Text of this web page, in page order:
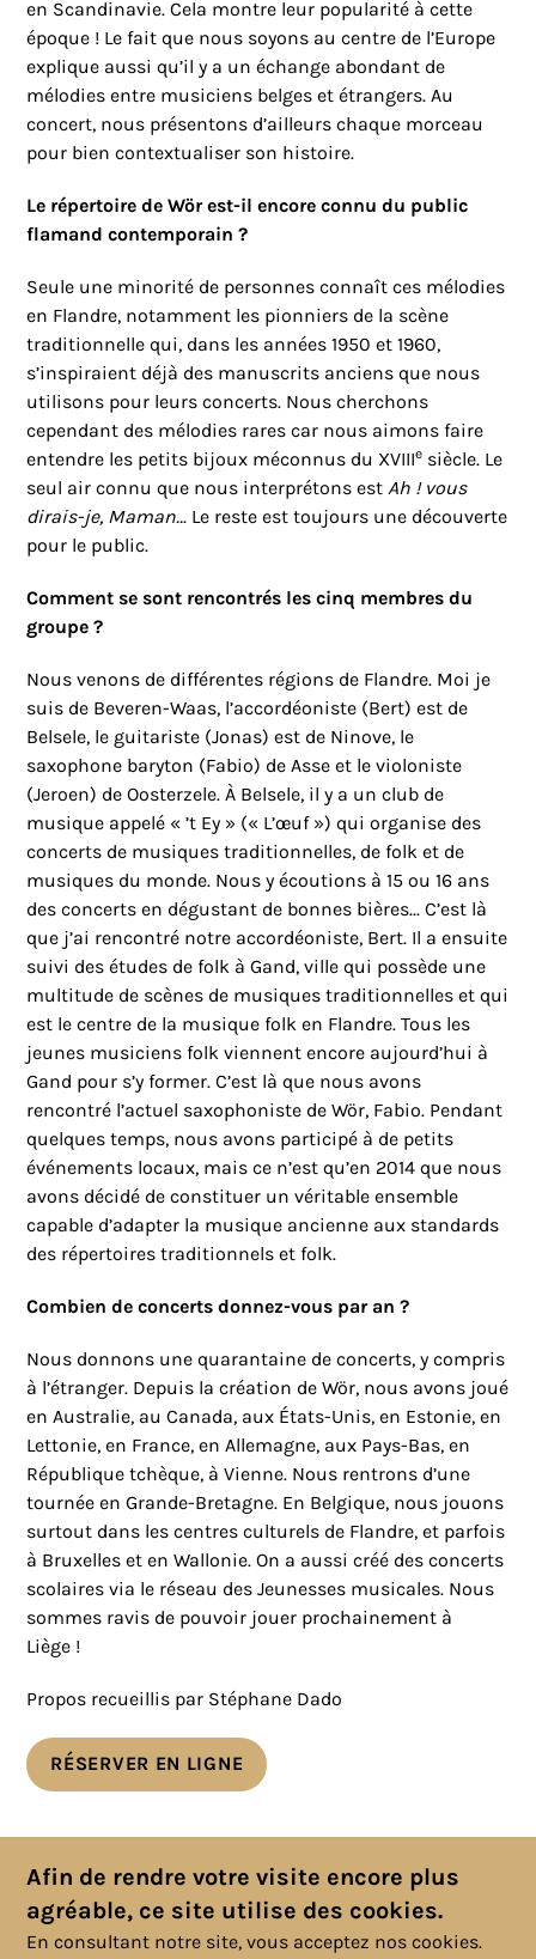
en Scandinavie. Cela montre leur popularité à cette
époque ! Le fait que nous soyons au centre de l’Europe
explique aussi qu’il y a un échange abondant de
mélodies entre musiciens belges et étrangers. Au
concert, nous présentons d’ailleurs chaque morceau
pour bien contextualiser son histoire.
Le répertoire de Wör est-il encore connu du public
flamand contemporain ?
Seule une minorité de personnes connaît ces mélodies
en Flandre, notamment les pionniers de la scène
traditionnelle qui, dans les années 1950 et 1960,
s’inspiraient déjà des manuscrits anciens que nous
utilisons pour leurs concerts. Nous cherchons
cependant des mélodies rares car nous aimons faire
entendre les petits bijoux méconnus du XVIIIe siècle. Le
seul air connu que nous interprétons estAh ! vous
dirais-je, Maman... Le reste est toujours une découverte
pour le public.
Comment se sont rencontrés les cinq membres du
groupe ?
Nous venons de différentes régions de Flandre. Moi je
suis de Beveren-Waas, l’accordéoniste (Bert) est de
Belsele, le guitariste (Jonas) est de Ninove, le
saxophone baryton (Fabio) de Asse et le violoniste
(Jeroen) de Oosterzele. À Belsele, il y a un club de
musique appelé « ’t Ey » (« L’œuf ») qui organise des
concerts de musiques traditionnelles, de folk et de
musiques du monde. Nous y écoutions à 15 ou 16 ans
des concerts en dégustant de bonnes bières... C’est là
que j’ai rencontré notre accordéoniste, Bert. Il a ensuite
suivi des études de folk à Gand, ville qui possède une
multitude de scènes de musiques traditionnelles et qui
est le centre de la musique folk en Flandre. Tous les
jeunes musiciens folk viennent encore aujourd’hui à
Gand pour s’y former. C’est là que nous avons
rencontré l’actuel saxophoniste de Wör, Fabio. Pendant
quelques temps, nous avons participé à de petits
événements locaux, mais ce n’est qu’en 2014 que nous
avons décidé de constituer un véritable ensemble
capable d’adapter la musique ancienne aux standards
des répertoires traditionnels et folk.
Combien de concerts donnez-vous par an ?
Nous donnons une quarantaine de concerts, y compris
à l’étranger. Depuis la création de Wör, nous avons joué
en Australie, au Canada, aux États-Unis, en Estonie, en
Lettonie, en France, en Allemagne, aux Pays-Bas, en
République tchèque, à Vienne. Nous rentrons d’une
tournée en Grande-Bretagne. En Belgique, nous jouons
surtout dans les centres culturels de Flandre, et parfois
à Bruxelles et en Wallonie. On a aussi créé des concerts
scolaires via le réseau des Jeunesses musicales. Nous
sommes ravis de pouvoir jouer prochainement à
Liège !
Propos recueillis par Stéphane Dado
RÉSERVER EN LIGNE
Afin de rendre votre visite encore plus
agréable, ce site utilise des cookies.
En consultant notre site, vous acceptez nos cookies.